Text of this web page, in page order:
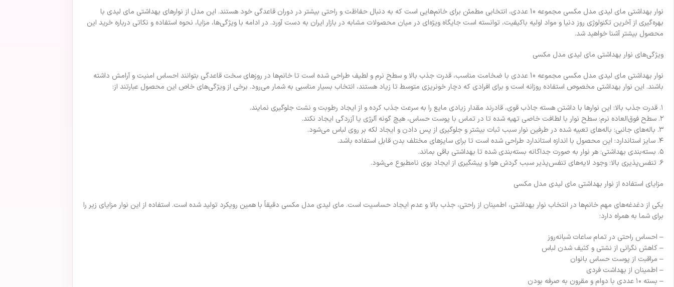
نوار بهداشتی مای لیدی مدل مکسی مجموعه 10 عددی، انتخابی مطمئن برای خانم‌هایی است که به دنبال حفاظت و راحتی بیشتر در دوران قاعدگی خود هستند. این مدل از نوارهای بهداشتی مای لیدی با
بهره‌گیری از آخرین تکنولوژی روز دنیا و مواد اولیه باکیفیت، توانسته است جایگاه ویژه‌ای در میان محصولات مشابه در بازار ایران به دست آورد. در ادامه با ویژگی‌ها، مزایا، نحوه استفاده و نکاتی درباره خرید این
محصول بیشتر آشنا خواهید شد.
ویژگی‌های نوار بهداشتی مای لیدی مدل مکسی
نوار بهداشتی مای لیدی مدل مکسی مجموعه 10 عددی با ضخامت مناسب، قدرت جذب بالا و سطح نرم و لطیف طراحی شده است تا خانم‌ها در روزهای سخت قاعدگی بتوانند احساس امنیت و آرامش داشته
باشند. این نوار بهداشتی مخصوص استفاده روزانه است و برای افرادی که دچار خونریزی متوسط تا زیاد هستند، انتخاب بسیار مناسبی به شمار می‌رود. برخی از ویژگی‌های خاص این محصول عبارتند از:
۱. قدرت جذب بالا: این نوارها با داشتن هسته جاذب قوی، قادرند مقدار زیادی مایع را به سرعت جذب کرده و از ایجاد رطوبت و نشت جلوگیری نمایند.
۲. سطح فوق‌العاده نرم: سطح نوار با لطافت خاصی تهیه شده تا در تماس با پوست حساس، هیچ گونه آلرژی یا آزردگی ایجاد نکند.
۳. باله‌های جانبی: باله‌های تعبیه شده در طرفین نوار سبب ثبات بیشتر و جلوگیری از پس دادن و ایجاد لکه بر روی لباس می‌شود.
۴. سایز استاندارد: این محصول با اندازه‌ استاندارد طراحی شده است تا برای سایزهای مختلف بدن قابل استفاده باشد.
۵. بسته‌بندی بهداشتی: هر نوار به صورت جداگانه بسته‌بندی شده تا بهداشتی باقی بماند.
۶. تنفس‌پذیری بالا: وجود لایه‌های تنفس‌پذیر سبب گردش هوا و پیشگیری از ایجاد بوی نامطبوع می‌شود.
مزایای استفاده از نوار بهداشتی مای لیدی مدل مکسی
یکی از دغدغه‌های مهم خانم‌ها در انتخاب نوار بهداشتی، اطمینان از راحتی، جذب بالا و عدم ایجاد حساسیت است. مای لیدی مدل مکسی دقیقاً با همین رویکرد تولید شده است. استفاده از این نوار مزایای زیر را
برای شما به همراه دارد:
– احساس راحتی در تمام ساعات شبانه‌روز
– کاهش نگرانی از نشتی و کثیف شدن لباس
– مراقبت از پوست حساس بانوان
– اطمینان از بهداشت فردی
– بسته ۱۰ عددی با دوام و مقرون به صرفه بودن